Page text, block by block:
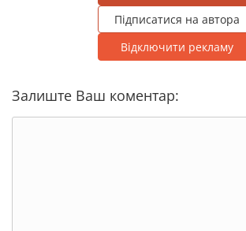
Підписатися на автора
Відключити рекламу
Залиште Ваш коментар: